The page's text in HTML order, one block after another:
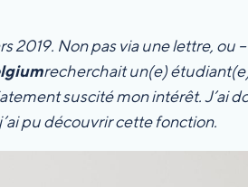
2019. Non pas via une lettre,
recherchait un(e)
suscité mon intérêt. J’ai
pu découvrir cette fonction.